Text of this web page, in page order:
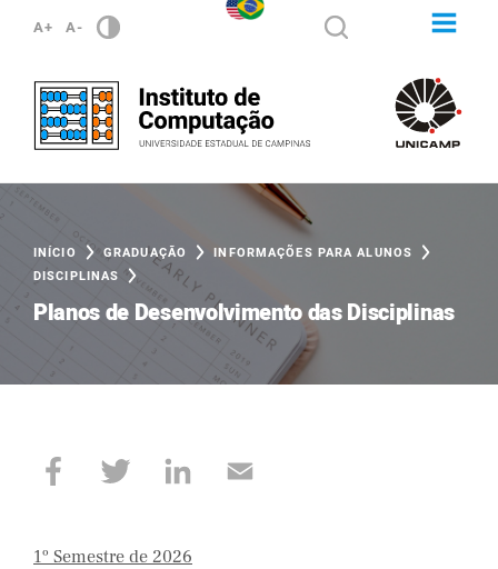
A+ A-
INÍCIO GRADUAÇÃO
INFORMAÇÕES PARA ALUNOS
DISCIPLINAS
Planos de Desenvolvimento das Disciplinas
1º Semestre de 2026